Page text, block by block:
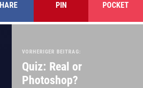
PIN POCKET
VORHERIGER BEITRAG:
Quiz: Real or
Photoshop?